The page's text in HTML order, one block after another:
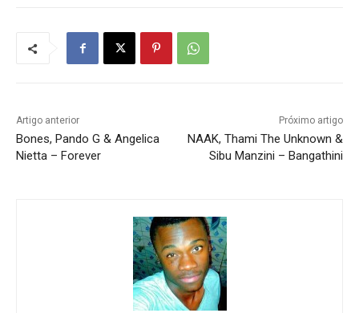
Artigo anterior
Bones, Pando G & Angelica
Nietta – Forever
Próximo artigo
NAAK, Thami The Unknown &
Sibu Manzini – Bangathini